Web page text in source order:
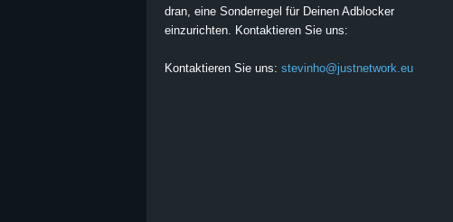
dran, eine Sonderregel für Deinen Adblocker
einzurichten. Kontaktieren Sie uns:
Kontaktieren Sie uns: stevinho@justnetwork.eu